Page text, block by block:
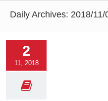
Daily Archives: 2018/11/
2
11, 2018